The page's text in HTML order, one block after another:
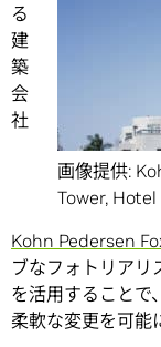
画像提供:
Tower,
る
建
築
会
社
Kohn Pedersen
ブなフォトリアリ
を活用することで
柔軟な変更を可能